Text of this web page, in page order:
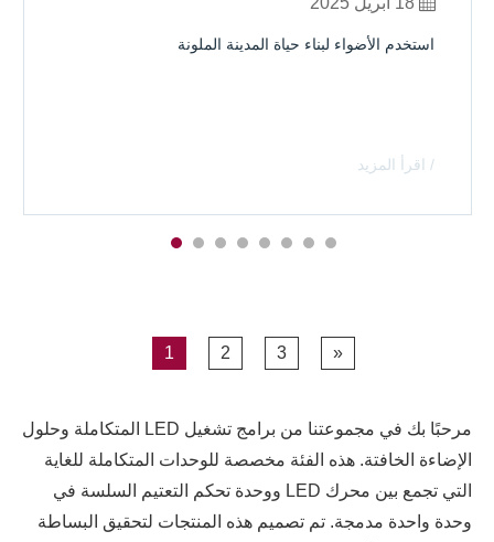
استخدم الأضواء لبناء حياة المدينة الملونة
/ اقرأ المزيد
1 2 3 »
مرحبًا بك في مجموعتنا من برامج تشغيل LED المتكاملة وحلول
الإضاءة الخافتة. هذه الفئة مخصصة للوحدات المتكاملة للغاية
التي تجمع بين محرك LED ووحدة تحكم التعتيم السلسة في
وحدة واحدة مدمجة. تم تصميم هذه المنتجات لتحقيق البساطة